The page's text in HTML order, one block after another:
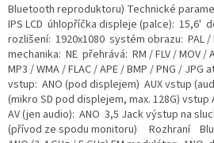
Bluetooth reproduktoru) Technické
IPS LCD úhlopříčka displeje (palce): 15,6'
rozlišení: 1920x1080 systém obrazu: PAL
mechanika: NE přehrává: RM / FLV / MOV /
MP3 / WMA / FLAC / APE / BMP / PNG /
vstup: ANO (pod displejem) AUX vstup
(mikro SD pod displejem, max. 128G)
AV (jen audio): ANO 3,5 Jack výstup na
(přívod ze spodu monitoru) Rozhraní